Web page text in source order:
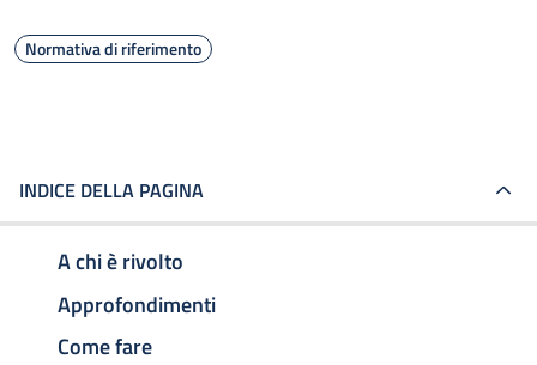
Normativa di riferimento
INDICE DELLA PAGINA
A chi è rivolto
Approfondimenti
Come fare